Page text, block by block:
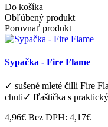
Do košíka
Obľúbený produkt
Porovnať produkt
Sypačka - Fire Flame
✓ sušené mleté ​​čilli Fire
chuti✓ fľaštička s
4,96€ Bez DPH: 4,17€